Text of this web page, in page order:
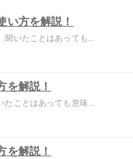
い方を解説！
聞いたことはあっても...
を解説！
たことはあっても意味...
を解説！